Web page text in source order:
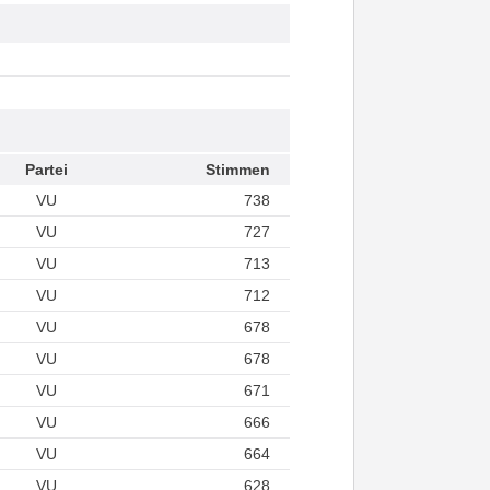
Partei
Stimmen
VU
738
VU
727
VU
713
VU
712
VU
678
VU
678
VU
671
VU
666
VU
664
VU 628